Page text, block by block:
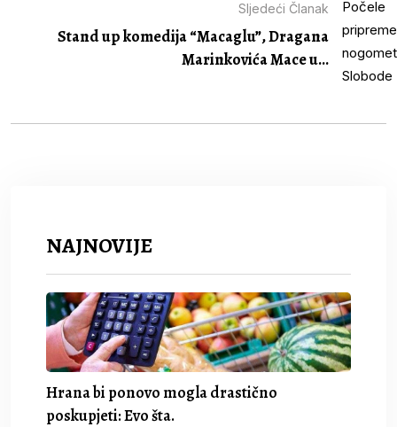
Sljedeći Članak
Stand up komedija “Macaglu”, Dragana
Marinkovića Mace u...
NAJNOVIJE
Hrana bi ponovo mogla drastično
poskupjeti: Evo šta.